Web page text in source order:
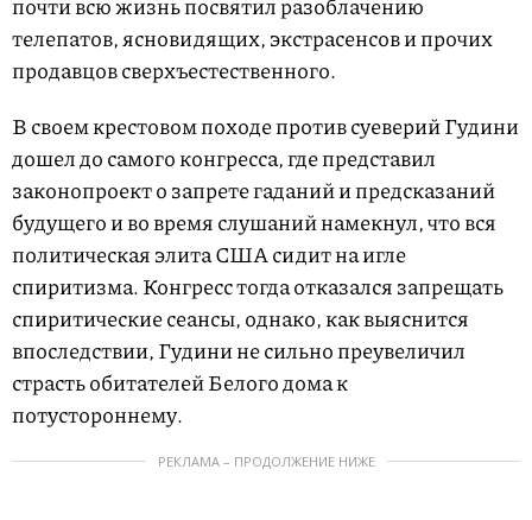
телепатов, ясновидящих, экстрасенсов и прочих
продавцов сверхъестественного.
В своем крестовом походе против суеверий Гудини
дошел до самого конгресса, где представил
законопроект о запрете гаданий и предсказаний
будущего и во время слушаний намекнул, что вся
политическая элита США сидит на игле
спиритизма. Конгресс тогда отказался запрещать
спиритические сеансы, однако, как выяснится
впоследствии, Гудини не сильно преувеличил
страсть обитателей Белого дома к
потустороннему.
РЕКЛАМА – ПРОДОЛЖЕНИЕ НИЖЕ